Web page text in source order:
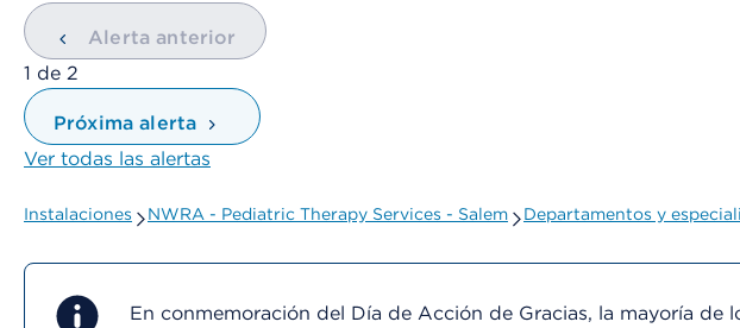
Alerta anterior
mostrando
1 de 2
Próxima alerta
Ver todas las alertas
Instalaciones NWRA - Pediatric Therapy Services - Salem Departamentos y
En conmemoración del Día de Acción de Gracias, la mayoría de